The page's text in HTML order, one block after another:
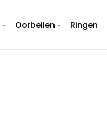
Oorbellen Ringen